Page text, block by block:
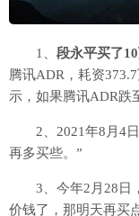
1、 段永平买了
腾讯ADR，耗资
示，如果腾讯ADR跌
2、2021年8月4日
再多买些。”
3、今年2月28日，
价钱了，那明天再买